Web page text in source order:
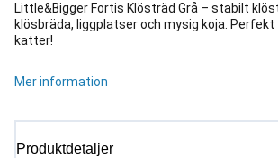
Little&Bigger Fortis Klösträd Grå – stabilt
klösbräda, liggplatser och mysig koja.
katter!
Mer information
Produktdetaljer